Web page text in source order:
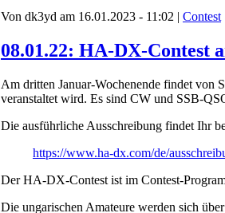
Von dk3yd am 16.01.2023 - 11:02 | Contest
08.01.22: HA-DX-Contest
Am dritten Januar-Wochenende findet von
veranstaltet wird. Es sind CW und SSB-
Die ausführliche Ausschreibung findet Ihr
https://www.ha-dx.com/de/
Der HA-DX-Contest ist im Contest-
Die ungarischen Amateure werden sich